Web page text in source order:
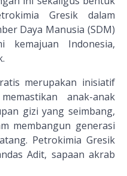
Gresik dalam
Daya Manusia (SDM)
kemajuan Indonesia,
merupakan inisiatif
anak-anak
gizi yang seimbang,
membangun generasi
Petrokimia Gresik
Adit, sapaan akrab